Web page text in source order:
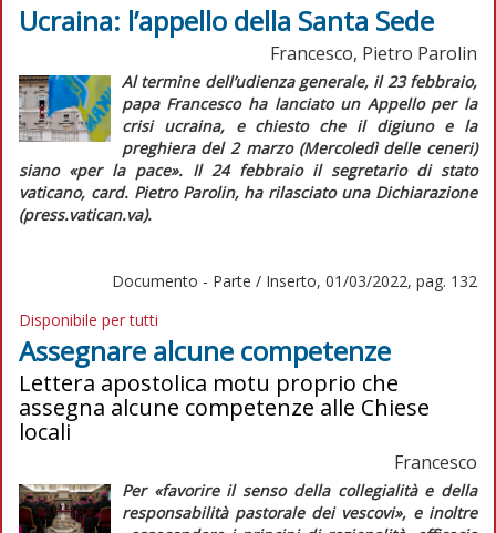
Ucraina: l’appello della Santa Sede
Francesco, Pietro Parolin
Al termine dell’udienza generale, il 23 febbraio,
papa Francesco ha lanciato un Appelloper la
crisi ucraina, e chiesto che il digiuno e la
preghiera del 2 marzo (Mercoledì delle ceneri)
siano «per la pace». Il 24 febbraio il segretario di stato
vaticano, card. Pietro Parolin, ha rilasciato una Dichiarazione
(press.vatican.va).
Documento - Parte / Inserto, 01/03/2022, pag. 132
Disponibile per tutti
Assegnare alcune competenze
Lettera apostolica motu proprio che
assegna alcune competenze alle Chiese
locali
Francesco
Per «favorire il senso della collegialità e della
responsabilità pastorale dei vescovi»,e inoltre